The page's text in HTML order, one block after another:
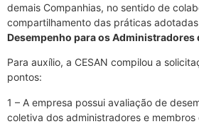
demais Companhias, no sentido de
compartilhamento das práticas
Desempenho para os Administradores
Para auxílio, a CESAN compilou a
pontos:
1 – A empresa possui avaliação de
coletiva dos administradores e membros